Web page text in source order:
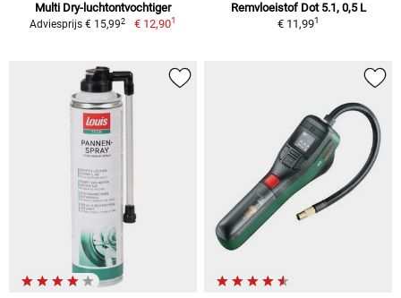
Multi Dry-luchtontvochtiger
Adviesprijs € 15,992 € 12,901
Remvloeistof Dot 5.1, 0,5 L
€ 11,991